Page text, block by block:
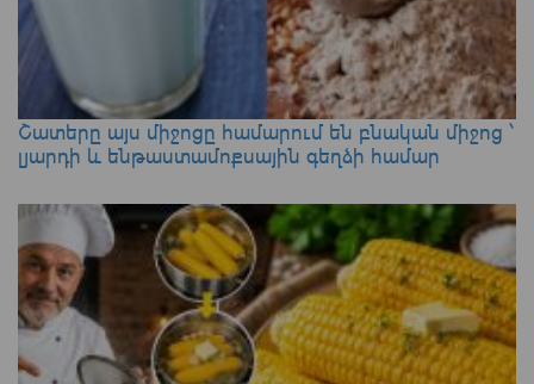
Շատերը այս միջոցը համարում են բնական միջոց ՝
լյարդի և ենթաստամոքսային գեղձի համար